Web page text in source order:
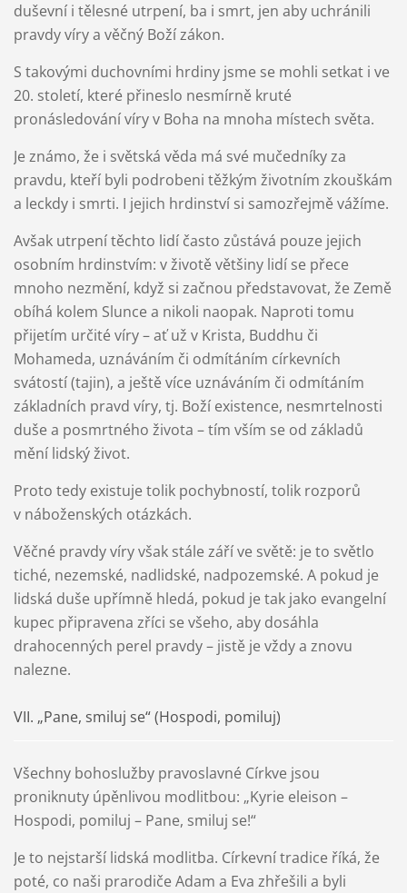
duševní i tělesné utrpení, ba i smrt, jen aby uchránili
pravdy víry a věčný Boží zákon.
S takovými duchovními hrdiny jsme se mohli setkat i ve
20. století, které přineslo nesmírně kruté
pronásledování víry v Boha na mnoha místech světa.
Je známo, že i světská věda má své mučedníky za
pravdu, kteří byli podrobeni těžkým životním zkouškám
a leckdy i smrti. I jejich hrdinství si samozřejmě vážíme.
Avšak utrpení těchto lidí často zůstává pouze jejich
osobním hrdinstvím: v životě většiny lidí se přece
mnoho nezmění, když si začnou představovat, že Země
obíhá kolem Slunce a nikoli naopak. Naproti tomu
přijetím určité víry – ať už v Krista, Buddhu či
Mohameda, uznáváním či odmítáním církevních
svátostí (tajin), a ještě více uznáváním či odmítáním
základních pravd víry, tj. Boží existence, nesmrtelnosti
duše a posmrtného života – tím vším se od základů
mění lidský život.
Proto tedy existuje tolik pochybností, tolik rozporů
v náboženských otázkách.
Věčné pravdy víry však stále září ve světě: je to světlo
tiché, nezemské, nadlidské, nadpozemské. A pokud je
lidská duše upřímně hledá, pokud je tak jako evangelní
kupec připravena zříci se všeho, aby dosáhla
drahocenných perel pravdy – jistě je vždy a znovu
nalezne.
VII. „Pane, smiluj se“ (Hospodi, pomiluj)
Všechny bohoslužby pravoslavné Církve jsou
proniknuty úpěnlivou modlitbou: „Kyrie eleison –
Hospodi, pomiluj – Pane, smiluj se!“
Je to nejstarší lidská modlitba. Církevní tradice říká, že
poté, co naši prarodiče Adam a Eva zhřešili a byli